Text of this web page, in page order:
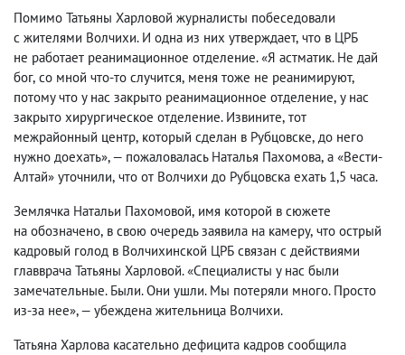
Помимо Татьяны Харловой журналисты побеседовали
с жителями Волчихи. И одна из них утверждает, что в ЦРБ
не работает реанимационное отделение. «Я астматик. Не дай
бог, со мной что-то случится, меня тоже не реанимируют,
потому что у нас закрыто реанимационное отделение, у нас
закрыто хирургическое отделение. Извините, тот
межрайонный центр, который сделан в Рубцовске, до него
нужно доехать», — пожаловалась Наталья Пахомова, а «Вести-
Алтай» уточнили, что от Волчихи до Рубцовска ехать 1,5 часа.
Землячка Натальи Пахомовой, имя которой в сюжете
на обозначено, в свою очередь заявила на камеру, что острый
кадровый голод в Волчихинской ЦРБ связан с действиями
главврача Татьяны Харловой. «Специалисты у нас были
замечательные. Были. Они ушли. Мы потеряли много. Просто
из-за нее», — убеждена жительница Волчихи.
Татьяна Харлова касательно дефицита кадров сообщила